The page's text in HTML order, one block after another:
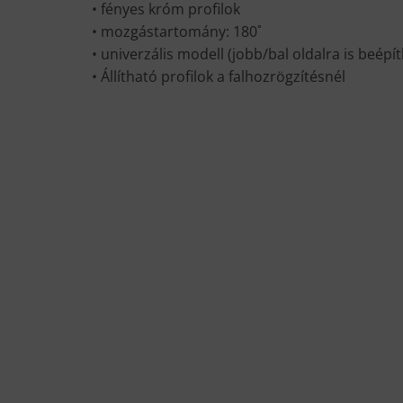
• fényes króm profilok
• mozgástartomány: 180˚
• univerzális modell (jobb/bal oldalra is
• Állítható profilok a falhozrögzítésnél